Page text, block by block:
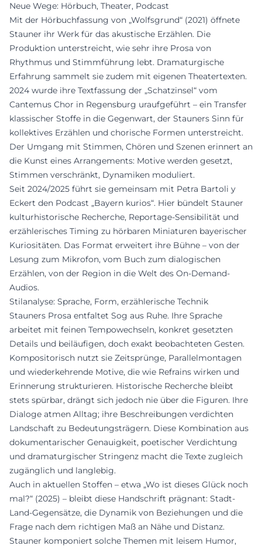
Neue Wege: Hörbuch, Theater, Podcast
Mit der Hörbuchfassung von „Wolfsgrund“ (2021) öffnete
Stauner ihr Werk für das akustische Erzählen. Die
Produktion unterstreicht, wie sehr ihre Prosa von
Rhythmus und Stimmführung lebt. Dramaturgische
Erfahrung sammelt sie zudem mit eigenen Theatertexten.
2024 wurde ihre Textfassung der „Schatzinsel“ vom
Cantemus Chor in Regensburg uraufgeführt – ein Transfer
klassischer Stoffe in die Gegenwart, der Stauners Sinn für
kollektives Erzählen und chorische Formen unterstreicht.
Der Umgang mit Stimmen, Chören und Szenen erinnert an
die Kunst eines Arrangements: Motive werden gesetzt,
Stimmen verschränkt, Dynamiken moduliert.
Seit 2024/2025 führt sie gemeinsam mit Petra Bartoli y
Eckert den Podcast „Bayern kurios“. Hier bündelt Stauner
kulturhistorische Recherche, Reportage-Sensibilität und
erzählerisches Timing zu hörbaren Miniaturen bayerischer
Kuriositäten. Das Format erweitert ihre Bühne – von der
Lesung zum Mikrofon, vom Buch zum dialogischen
Erzählen, von der Region in die Welt des On-Demand-
Audios.
Stilanalyse: Sprache, Form, erzählerische Technik
Stauners Prosa entfaltet Sog aus Ruhe. Ihre Sprache
arbeitet mit feinen Tempowechseln, konkret gesetzten
Details und beiläufigen, doch exakt beobachteten Gesten.
Kompositorisch nutzt sie Zeitsprünge, Parallelmontagen
und wiederkehrende Motive, die wie Refrains wirken und
Erinnerung strukturieren. Historische Recherche bleibt
stets spürbar, drängt sich jedoch nie über die Figuren. Ihre
Dialoge atmen Alltag; ihre Beschreibungen verdichten
Landschaft zu Bedeutungsträgern. Diese Kombination aus
dokumentarischer Genauigkeit, poetischer Verdichtung
und dramaturgischer Stringenz macht die Texte zugleich
zugänglich und langlebig.
Auch in aktuellen Stoffen – etwa „Wo ist dieses Glück noch
mal?“ (2025) – bleibt diese Handschrift prägnant: Stadt-
Land-Gegensätze, die Dynamik von Beziehungen und die
Frage nach dem richtigen Maß an Nähe und Distanz.
Stauner komponiert solche Themen mit leisem Humor,